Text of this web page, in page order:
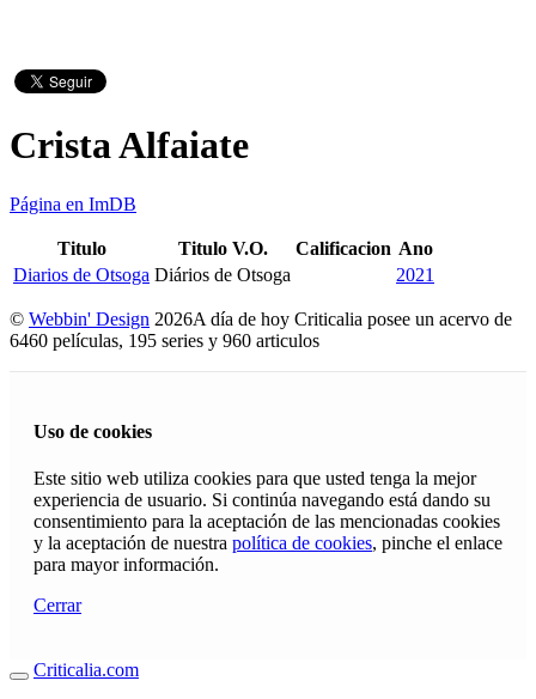
Crista Alfaiate
Página en ImDB
Titulo Titulo V.O. Calificacion Ano
Diarios de Otsoga Diários de Otsoga 2021
© Webbin' Design 2026A día de hoy Criticalia posee un acervo de
6460 películas, 195 series y 960 articulos
Uso de cookies
Este sitio web utiliza cookies para que usted tenga la mejor
experiencia de usuario. Si continúa navegando está dando su
consentimiento para la aceptación de las mencionadas cookies
y la aceptación de nuestra política de cookies, pinche el enlace
para mayor información.
Cerrar
Criticalia.com